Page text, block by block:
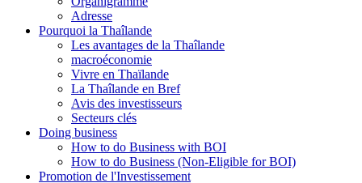
Adresse
Pourquoi la Thaîlande
Les avantages de la Thaîlande
macroéconomie
Vivre en Thaïlande
La Thaîlande en Bref
Avis des investisseurs
Secteurs clés
Doing business
How to do Business with BOI
How to do Business (Non-Eligible for BOI)
Promotion de l'Investissement